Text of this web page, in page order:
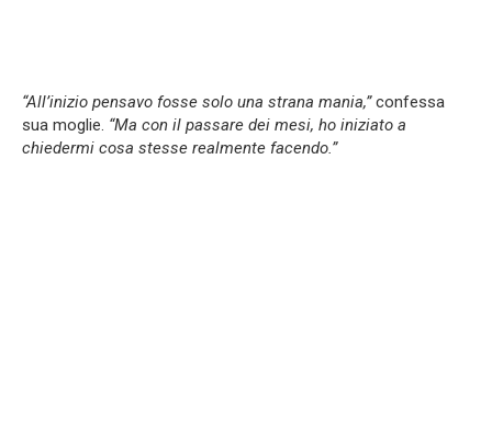
“All’inizio pensavo fosse solo una strana mania,”confessa
sua moglie. “Ma con il passare dei mesi, ho iniziato a
chiedermi cosa stesse realmente facendo.”